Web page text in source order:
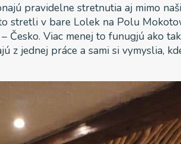
pravidelne stretnutia aj mimo
stretli v bare Lolek na Polu
Česko. Viac menej to funugjú ako
z jednej práce a sami si vymyslia,